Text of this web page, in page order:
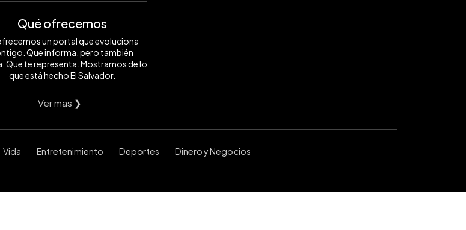
Qué ofrecemos
un portal que evoluciona
Que informa, pero también
Que te representa. Mostramos de lo
que está hecho El Salvador.
Ver mas ❯
Vida Entretenimiento Deportes Dinero y Negocios